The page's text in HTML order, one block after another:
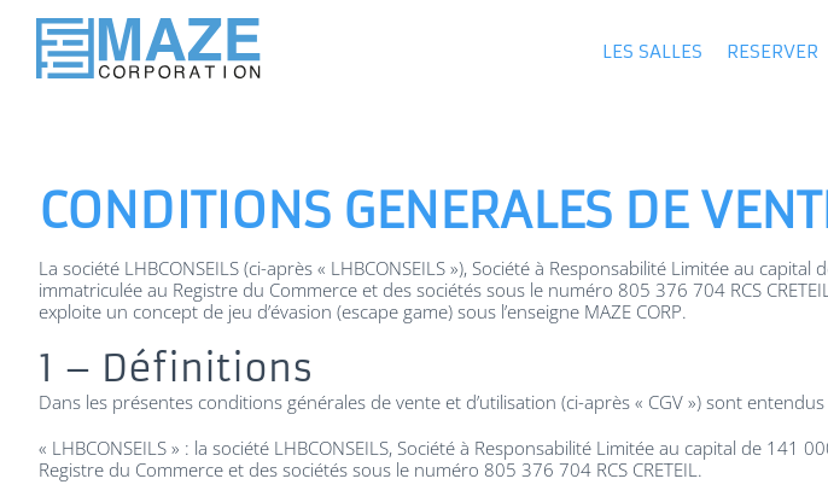
contenu
LES SALLES RESERVER
CONDITIONS GENERALES DE
La société LHBCONSEILS (ci-après « LHBCONSEILS »), Société à Responsabilité Limitée au
immatriculée au Registre du Commerce et des sociétés sous le numéro 805 376 704 RCS
exploite un concept de jeu d’évasion (escape game) sous l’enseigne MAZE CORP.
1 – Définitions
Dans les présentes conditions générales de vente et d’utilisation (ci-après « CGV ») sont
« LHBCONSEILS » : la société LHBCONSEILS, Société à Responsabilité Limitée au capital de
Registre du Commerce et des sociétés sous le numéro 805 376 704 RCS CRETEIL.